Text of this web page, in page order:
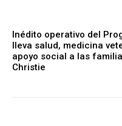
Inédito operativo del
lleva salud, medicina
apoyo social a las
Christie